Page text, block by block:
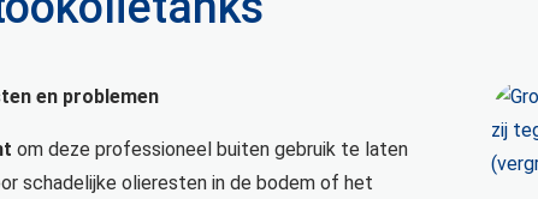
en problemen
om deze professioneel buiten gebruik te laten
schadelijke olieresten in de bodem of het